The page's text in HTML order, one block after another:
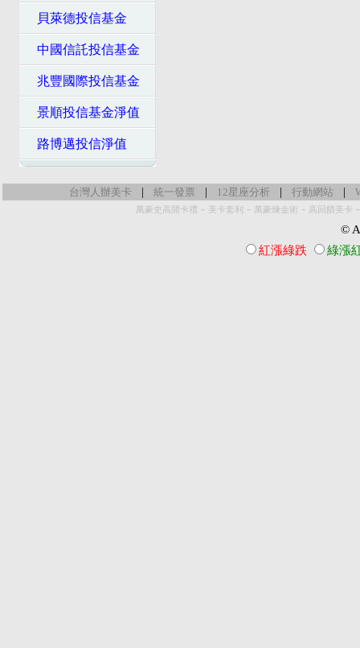
貝萊德投信基金
中國信託投信基金
兆豐國際投信基金
景順投信基金淨值
路博邁投信淨值
台灣人辦美卡 | 統一發票 | 12星座分析 | 行動網站 |
萬豪史高開卡禮 - 美卡套利 - 萬豪煉金術 - 高回饋美卡
©
紅漲綠跌
綠漲